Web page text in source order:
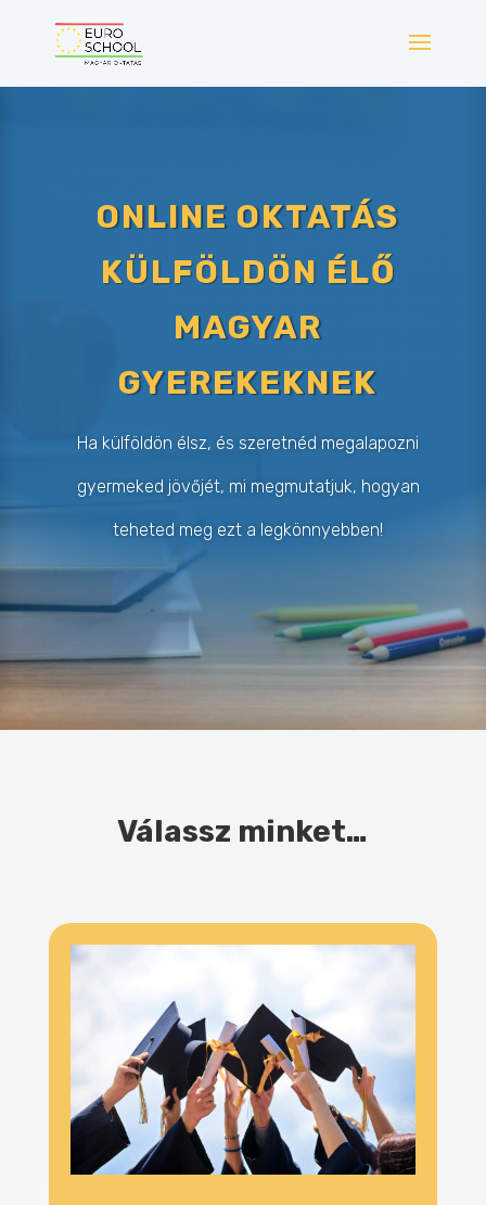
ONLINE OKTATÁS
KÜLFÖLDÖN ÉLŐ
MAGYAR
GYEREKEKNEK
Ha külföldön élsz, és szeretnéd megalapozni
gyermeked jövőjét, mi megmutatjuk, hogyan
teheted meg ezt a legkönnyebben!
Válassz minket…